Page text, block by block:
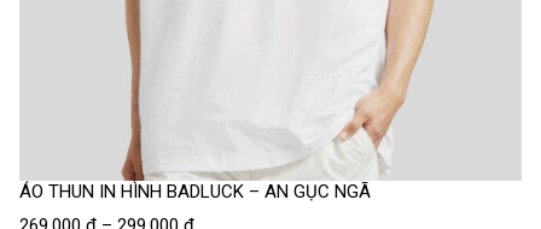
ÁO THUN IN HÌNH BADLUCK – AN GỤC NGÃ